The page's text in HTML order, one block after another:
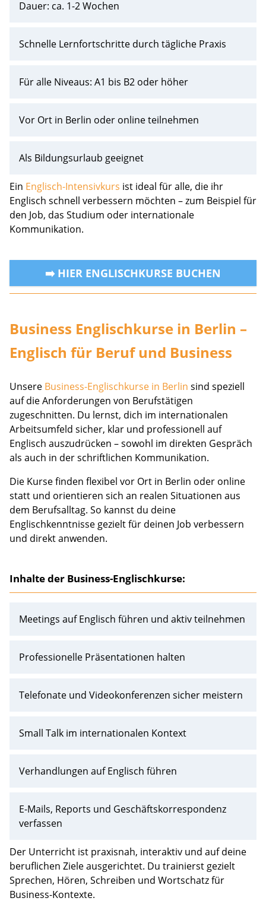
Dauer: ca. 1-2 Wochen
Schnelle Lernfortschritte durch tägliche Praxis
Für alle Niveaus: A1 bis B2 oder höher
Vor Ort in Berlin oder online teilnehmen
Als Bildungsurlaub geeignet
Ein Englisch-Intensivkurs ist ideal für alle, die ihr
Englisch schnell verbessern möchten – zum Beispiel für
den Job, das Studium oder internationale
Kommunikation.
➡️ HIER ENGLISCHKURSE BUCHEN
Business Englischkurse in Berlin –
Englisch für Beruf und Business
Unsere Business-Englischkurse in Berlin sind speziell
auf die Anforderungen von Berufstätigen
zugeschnitten. Du lernst, dich im internationalen
Arbeitsumfeld sicher, klar und professionell auf
Englisch auszudrücken – sowohl im direkten Gespräch
als auch in der schriftlichen Kommunikation.
Die Kurse finden flexibel vor Ort in Berlin oder online
statt und orientieren sich an realen Situationen aus
dem Berufsalltag. So kannst du deine
Englischkenntnisse gezielt für deinen Job verbessern
und direkt anwenden.
Inhalte der Business-Englischkurse:
Meetings auf Englisch führen und aktiv teilnehmen
Professionelle Präsentationen halten
Telefonate und Videokonferenzen sicher meistern
Small Talk im internationalen Kontext
Verhandlungen auf Englisch führen
E-Mails, Reports und Geschäftskorrespondenz
verfassen
Der Unterricht ist praxisnah, interaktiv und auf deine
beruflichen Ziele ausgerichtet. Du trainierst gezielt
Sprechen, Hören, Schreiben und Wortschatz für
Business-Kontexte.